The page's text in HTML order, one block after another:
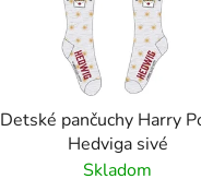
Detské pančuchy Harry
Hedviga sivé
Skladom
p
s
u